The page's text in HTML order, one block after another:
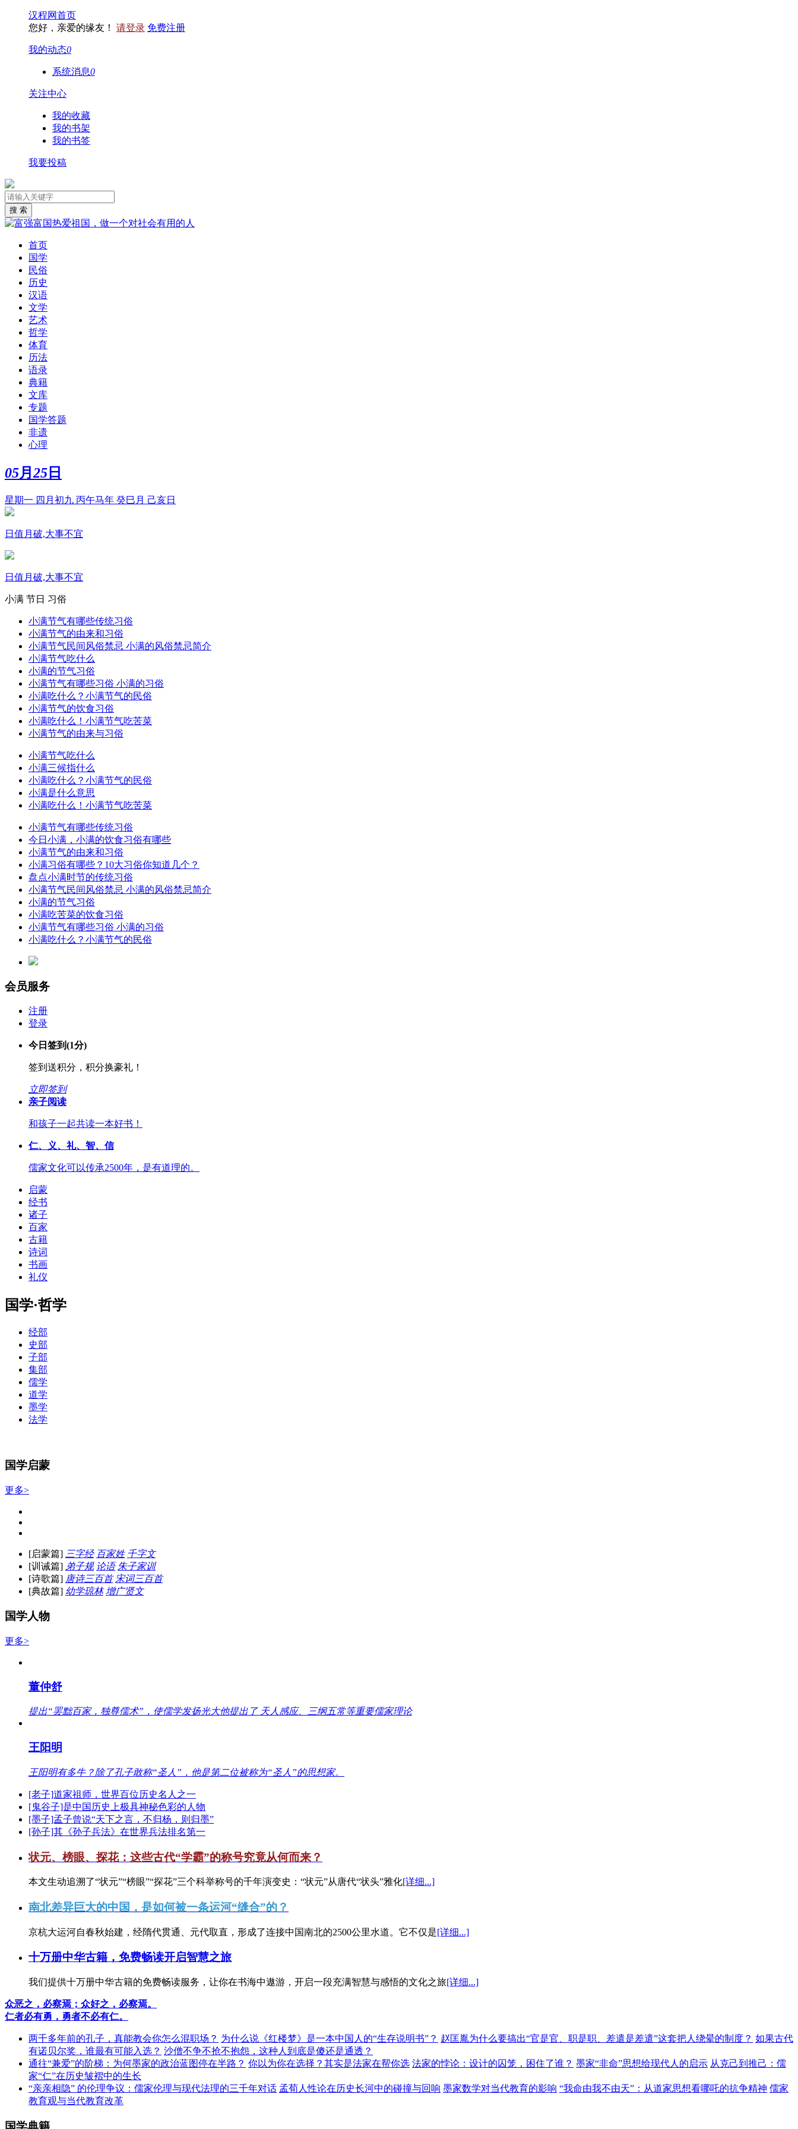
汉程网首页
您好，亲爱的缘友！ 请登录 免费注册
我的动态0
系统消息0
关注中心
我的收藏
我的书架
我的书签
我要投稿
首页
国学
民俗
历史
汉语
文学
艺术
哲学
体育
历法
语录
典籍
文库
专题
国学答题
非遗
心理
05月 25 日
星期一 四月初九 丙午马年 癸巳月 己亥日
日值月破,大事不宜
日值月破,大事不宜
小满 节日 习俗
小满节气有哪些传统习俗
小满节气的由来和习俗
小满节气民间风俗禁忌 小满的风俗禁忌简介
小满节气吃什么
小满的节气习俗
小满节气有哪些习俗 小满的习俗
小满吃什么？小满节气的民俗
小满节气的饮食习俗
小满吃什么！小满节气吃苦菜
小满节气的由来与习俗
小满节气吃什么
小满三候指什么
小满吃什么？小满节气的民俗
小满是什么意思
小满吃什么！小满节气吃苦菜
小满节气有哪些传统习俗
今日小满，小满的饮食习俗有哪些
小满节气的由来和习俗
小满习俗有哪些？10大习俗你知道几个？
盘点小满时节的传统习俗
小满节气民间风俗禁忌 小满的风俗禁忌简介
小满的节气习俗
小满吃苦菜的饮食习俗
小满节气有哪些习俗 小满的习俗
小满吃什么？小满节气的民俗
会员服务
注册
登录
今日签到(1分)
签到送积分，积分换豪礼！
立即签到
亲子阅读
和孩子一起共读一本好书！
仁、义、礼、智、信
儒家文化可以传承2500年，是有道理的。
启蒙
经书
诸子
百家
古籍
诗词
书画
礼仪
国学·哲学
经部
史部
子部
集部
儒学
道学
墨学
法学
国学启蒙
更多>
[启蒙篇] 三字经 百家姓 千字文
[训诫篇] 弟子规 论语 朱子家训
[诗歌篇] 唐诗三百首 宋词三百首
[典故篇] 幼学琼林 增广贤文
国学人物
更多>
董仲舒
提出“罢黜百家，独尊儒术”，使儒学发扬光大他提出了 天人感应、三纲五常等重要儒家理论
王阳明
王阳明有多牛？除了孔子敢称“圣人”，他是第二位被称为“圣人”的思想家。
[老子]道家祖师，世界百位历史名人之一
[鬼谷子]是中国历史上极具神秘色彩的人物
[墨子]孟子曾说“天下之言，不归杨，则归墨”
[孙子]其《孙子兵法》在世界兵法排名第一
状元、榜眼、探花：这些古代“学霸”的称号究竟从何而来？
本文生动追溯了“状元”“榜眼”“探花”三个科举称号的千年演变史：“状元”从唐代“状头”雅化[详细...]
南北差异巨大的中国，是如何被一条运河“缝合”的？
京杭大运河自春秋始建，经隋代贯通、元代取直，形成了连接中国南北的2500公里水道。它不仅是[详细...]
十万册中华古籍，免费畅读开启智慧之旅
我们提供十万册中华古籍的免费畅读服务，让你在书海中遨游，开启一段充满智慧与感悟的文化之旅[详细...]
众恶之，必察焉；众好之，必察焉。
仁者必有勇，勇者不必有仁。
两千多年前的孔子，真能教会你怎么混职场？ 为什么说《红楼梦》是一本中国人的“生存说明书”？ 赵匡胤为什么要搞出“官是官、职是职、差遣是差遣”这套把人绕晕的制度？ 如果古代
有诺贝尔奖，谁最有可能入选？ 沙僧不争不抢不抱怨，这种人到底是傻还是通透？
通往“兼爱”的阶梯：为何墨家的政治蓝图停在半路？ 你以为你在选择？其实是法家在帮你选 法家的悖论：设计的囚笼，困住了谁？ 墨家“非命”思想给现代人的启示 从克己到推己：儒
家“仁”在历史皱褶中的生长
“亲亲相隐” 的伦理争议：儒家伦理与现代法理的三千年对话 孟荀人性论在历史长河中的碰撞与回响 墨家数学对当代教育的影响 “我命由我不由天”：从道家思想看哪吒的抗争精神 儒家
教育观与当代教育改革
国学典籍